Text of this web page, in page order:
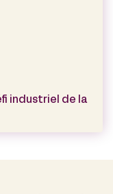
industriel de la